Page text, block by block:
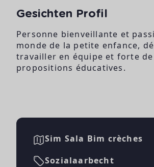
Gesichten Profil
Personne bienveillante et
monde de la petite enfance,
travailler en équipe et forte de
propositions éducatives.
Sim Sala Bim crèches
Sozialaarbecht